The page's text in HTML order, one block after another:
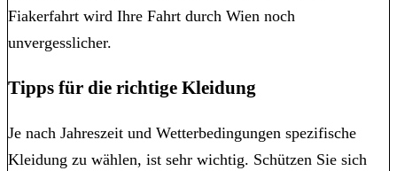
Fiakerfahrt wird Ihre Fahrt durch Wien noch
unvergesslicher.
Tipps für die richtige Kleidung
Je nach Jahreszeit und Wetterbedingungen spezifische
Kleidung zu wählen, ist sehr wichtig. Schützen Sie sich